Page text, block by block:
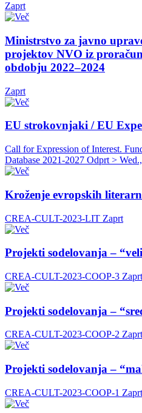
Zaprt
Ministrstvo za javno
projektov NVO iz
obdobju 2022–2024
Zaprt
EU strokovnjaki / EU
Call for Expression of Interest.
Database 2021-2027 Odprt >
Kroženje evropskih
CREA-CULT-2023-LIT Zaprt
Projekti sodelovanja –
CREA-CULT-2023-COOP-3 Zaprt
Projekti sodelovanja –
CREA-CULT-2023-COOP-2 Zaprt
Projekti sodelovanja –
CREA-CULT-2023-COOP-1 Zaprt